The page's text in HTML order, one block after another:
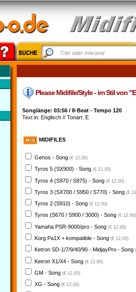
Please Midifile/Style - im Stil von
Songlänge: 03:56 / 8-Beat - Tempo 120
Text in: Englisch // Tonart: E
MIDIFILES
Genos - Song (€ 12,00)
Tyros 5 (SX900) - Song (€ 12,00)
Tyros 4 (S970 / S975) - Song (€ 12,00)
Tyros 3 (SX700 / S950 / S770) - Song (€
Tyros 2 (S910) - Song (€ 12,00)
Tyros (S670 / S900 / 3000) - Song (€ 12,00)
Yamaha PSR-9000/pro - Song (€ 12,00)
Korg Pa1X + kompatible - Song (€ 12,00)
Ketron SD-1/7/9/40/90 - MidjayPro - Song
Ketron X1/X4 - Song (€ 12,00)
GM - Song (€ 12,00)
XG - Song (€ 12,00)